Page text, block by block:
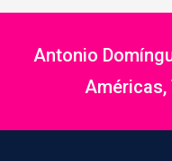
Antonio
Américas,